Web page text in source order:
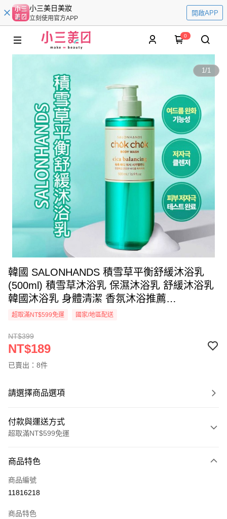
小三美日美妝
立刻使用官方APP
開啟APP
0
1/1
韓國 SALONHANDS 積雪草平衡舒緩沐浴乳
(500ml) 積雪草沐浴乳 保濕沐浴乳 舒緩沐浴乳
韓國沐浴乳 身體清潔 香氛沐浴推薦
【DS030420】
超取滿NT$599免運 國家/地區配送
NT$399
NT$189
已賣出：8件
請選擇商品選項
付款與運送方式
超取滿NT$599免運
信用卡一次付款
超商取貨付款
商品特色
商品編號
11816218
商品特色